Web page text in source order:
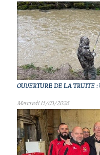
OUVERTURE DE LA TRUITE
Mercredi 11/03/2026